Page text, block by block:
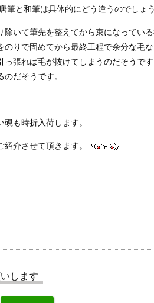
筆と和筆は具体的にどう違うのでしょう
除いて筆先を整えてから束になってい
のりで固めてから最終工程で余分な毛
っ張れば毛が抜けてしまうのだそうで
だそうです。
も時折入荷します。
紹介させて頂きます。
します